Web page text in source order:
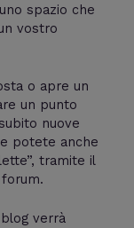
spazio che
vostro
o apre un
un punto
nuove
potete anche
tramite il
verrà